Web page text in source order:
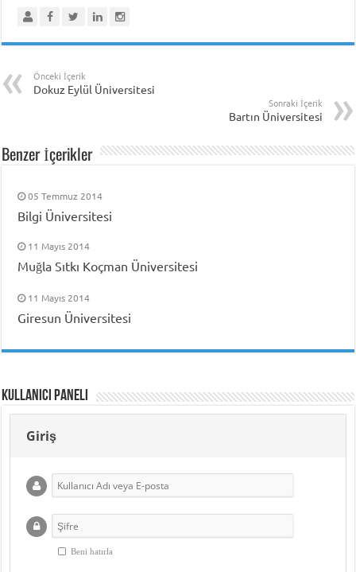
Önceki İçerik
Dokuz Eylül Üniversitesi
Sonraki İçerik
Bartın Üniversitesi
Benzer İçerikler
05 Temmuz 2014
Bilgi Üniversitesi
11 Mayıs 2014
Muğla Sıtkı Koçman Üniversitesi
11 Mayıs 2014
Giresun Üniversitesi
Kullanıcı Paneli
Giriş
Beni hatırla